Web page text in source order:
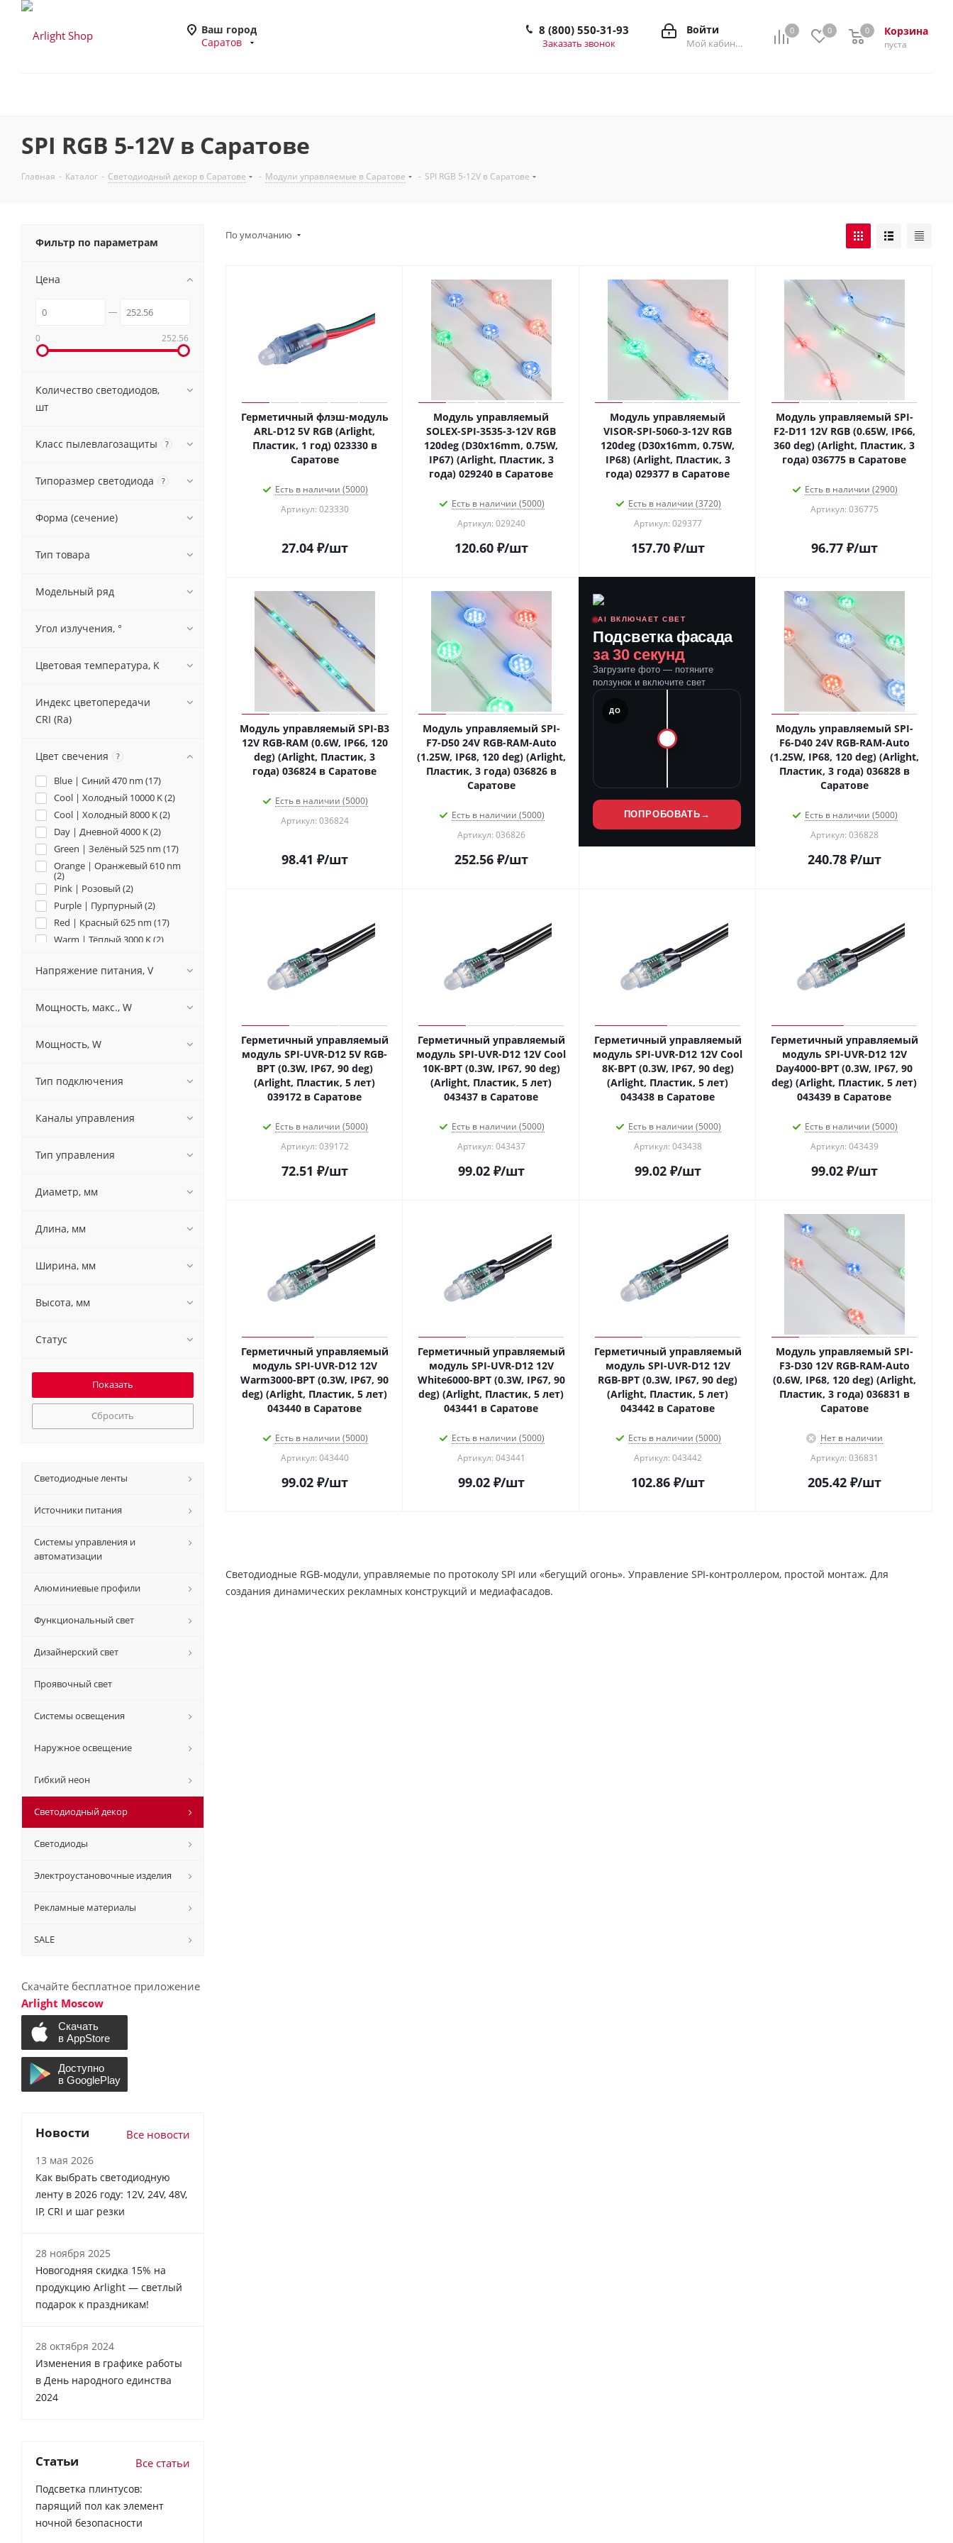
Ваш город
Саратов
0 0 Корзина
0
пуста
0
Войти
Мой кабинет
8 (800) 550-31-93
Заказать звонок
SPI RGB 5-12V в Саратове
Главная - Каталог - Светодиодный декор в Саратове - Модули управляемые в Саратове - SPI RGB 5-12V в Саратове
По умолчанию
Герметичный флэш-модуль
ARL-D12 5V RGB (Arlight,
Пластик, 1 год) 023330 в
Саратове
Есть в наличии (5000)
Артикул: 023330
27.04₽/шт
Модуль управляемый
SOLEX-SPI-3535-3-12V RGB
120deg (D30x16mm, 0.75W,
IP67) (Arlight, Пластик, 3
года) 029240 в Саратове
Есть в наличии (5000)
Артикул: 029240
120.60₽/шт
Модуль управляемый
VISOR-SPI-5060-3-12V RGB
120deg (D30x16mm, 0.75W,
IP68) (Arlight, Пластик, 3
года) 029377 в Саратове
Есть в наличии (3720)
Артикул: 029377
157.70₽/шт
Модуль управляемый SPI-
F2-D11 12V RGB (0.65W, IP66,
360 deg) (Arlight, Пластик, 3
года) 036775 в Саратове
Есть в наличии (2900)
Артикул: 036775
96.77₽/шт
Модуль управляемый SPI-B3
12V RGB-RAM (0.6W, IP66, 120
deg) (Arlight, Пластик, 3
года) 036824 в Саратове
Есть в наличии (5000)
Артикул: 036824
98.41 ₽/шт
Модуль управляемый SPI-
F7-D50 24V RGB-RAM-Auto
(1.25W, IP68, 120 deg) (Arlight,
Пластик, 3 года) 036826 в
Саратове
Есть в наличии (5000)
Артикул: 036826
252.56₽/шт
AI ВКЛЮЧАЕТ СВЕТ
Подсветка фасада
за 30 секунд
Загрузите фото — потяните
ползунок и включите свет
ДО
ПОСЛЕ
ПОПРОБОВАТЬ →
Модуль управляемый SPI-
F6-D40 24V RGB-RAM-Auto
(1.25W, IP68, 120 deg) (Arlight,
Пластик, 3 года) 036828 в
Саратове
Есть в наличии (5000)
Артикул: 036828
240.78₽/шт
Герметичный управляемый
модуль SPI-UVR-D12 5V RGB-
BPT (0.3W, IP67, 90 deg)
(Arlight, Пластик, 5 лет)
039172 в Саратове
Есть в наличии (5000)
Артикул: 039172
72.51 ₽/шт
Герметичный управляемый
модуль SPI-UVR-D12 12V Cool
10K-BPT (0.3W, IP67, 90 deg)
(Arlight, Пластик, 5 лет)
043437 в Саратове
Есть в наличии (5000)
Артикул: 043437
99.02₽/шт
Герметичный управляемый
модуль SPI-UVR-D12 12V Cool
8K-BPT (0.3W, IP67, 90 deg)
(Arlight, Пластик, 5 лет)
043438 в Саратове
Есть в наличии (5000)
Артикул: 043438
99.02₽/шт
Герметичный управляемый
модуль SPI-UVR-D12 12V
Day4000-BPT (0.3W, IP67, 90
deg) (Arlight, Пластик, 5 лет)
043439 в Саратове
Есть в наличии (5000)
Артикул: 043439
99.02₽/шт
Герметичный управляемый
модуль SPI-UVR-D12 12V
Warm3000-BPT (0.3W, IP67, 90
deg) (Arlight, Пластик, 5 лет)
043440 в Саратове
Есть в наличии (5000)
Артикул: 043440
99.02₽/шт
Герметичный управляемый
модуль SPI-UVR-D12 12V
White6000-BPT (0.3W, IP67, 90
deg) (Arlight, Пластик, 5 лет)
043441 в Саратове
Есть в наличии (5000)
Артикул: 043441
99.02₽/шт
Герметичный управляемый
модуль SPI-UVR-D12 12V
RGB-BPT (0.3W, IP67, 90 deg)
(Arlight, Пластик, 5 лет)
043442 в Саратове
Есть в наличии (5000)
Артикул: 043442
102.86₽/шт
Модуль управляемый SPI-
F3-D30 12V RGB-RAM-Auto
(0.6W, IP68, 120 deg) (Arlight,
Пластик, 3 года) 036831 в
Саратове
Нет в наличии
Артикул: 036831
205.42₽/шт
Светодиодные RGB-модули, управляемые по протоколу SPI или «бегущий огонь». Управление SPI-контроллером, простой монтаж. Для
создания динамических рекламных конструкций и медиафасадов.
Фильтр по параметрам
Цена
0 252.56
Количество светодиодов,
шт
Класс пылевлагозащиты ?
Типоразмер светодиода ?
Форма (сечение)
Тип товара
Модельный ряд
Угол излучения, °
Цветовая температура, K
Индекс цветопередачи
CRI (Ra)
Цвет свечения ?
Blue | Синий 470 nm (17)
Cool | Холодный 10000 K (2)
Cool | Холодный 8000 K (2)
Day | Дневной 4000 K (2)
Green | Зелёный 525 nm (17)
Orange | Оранжевый 610 nm
(2)
Pink | Розовый (2)
Purple | Пурпурный (2)
Red | Красный 625 nm (17)
Warm | Тёплый 3000 K (2)
Yellow | Жёлтый 590 nm (
Напряжение питания, V
Мощность, макс., W
Мощность, W
Тип подключения
Каналы управления
Тип управления
Диаметр, мм
Длина, мм
Ширина, мм
Высота, мм
Статус
Сбросить
Светодиодные ленты
Источники питания
Системы управления и
автоматизации
Алюминиевые профили
Функциональный свет
Дизайнерский свет
Проявочный свет
Системы освещения
Наружное освещение
Гибкий неон
Светодиодный декор
Светодиоды
Электроустановочные изделия
Рекламные материалы
SALE
Скачайте бесплатное приложение
Arlight Moscow
Новости Все новости
13 мая 2026
Как выбрать светодиодную
ленту в 2026 году: 12V, 24V, 48V,
IP, CRI и шаг резки
28 ноября 2025
Новогодняя скидка 15% на
продукцию Arlight — светлый
подарок к праздникам!
28 октября 2024
Изменения в графике работы
в День народного единства
2024
Статьи Все статьи
Подсветка плинтусов:
парящий пол как элемент
ночной безопасности